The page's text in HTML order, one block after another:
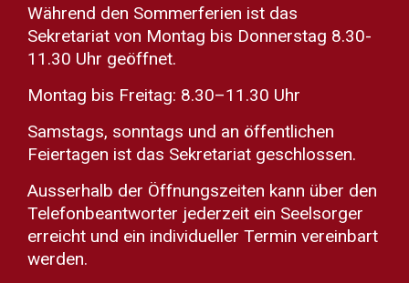
Während den Sommerferien ist das
Sekretariat von Montag bis Donnerstag 8.30-
11.30 Uhr geöffnet.
Montag bis Freitag: 8.30–11.30 Uhr
Samstags, sonntags und an öffentlichen
Feiertagen ist das Sekretariat geschlossen.
Ausserhalb der Öffnungszeiten kann über den
Telefonbeantworter jederzeit ein Seelsorger
erreicht und ein individueller Termin vereinbart
werden.